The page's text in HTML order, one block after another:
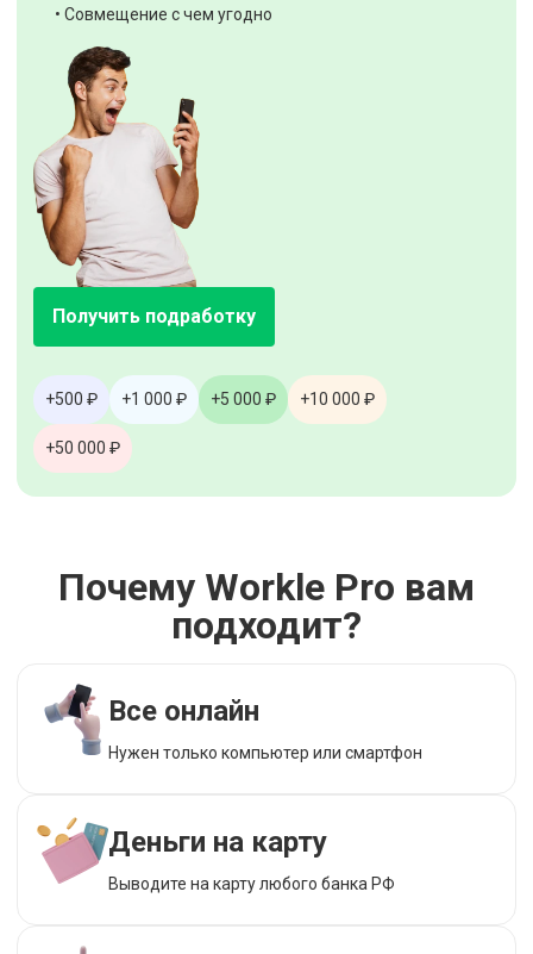
• Совмещение с чем угодно
Получить подработку
+500 ₽ +1 000 ₽ +5 000 ₽ +10 000 ₽
+50 000 ₽
Почему Workle Pro вам
подходит?
Все онлайн
Нужен только компьютер или смартфон
Деньги на карту
Выводите на карту любого банка РФ